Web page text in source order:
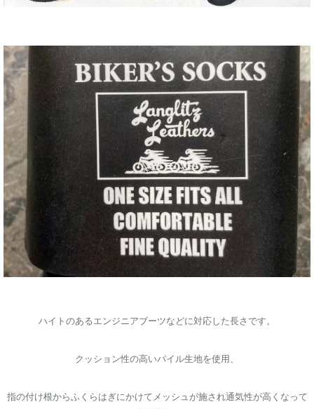
ハイトのあるエンジニアブーツなどに対応した長さです。
クッション性の高いパイル生地を使用、
指の付け根からふくらはぎにかけてメッシュが施され通気性が高くなって